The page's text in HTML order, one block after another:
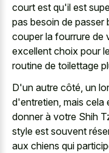
court est qu'il est
pas besoin de passer
couper la fourrure de
excellent choix pour
routine de toilettage
D'un autre côté, un
d'entretien, mais cela
donner à votre Shih
style est souvent
aux chiens qui